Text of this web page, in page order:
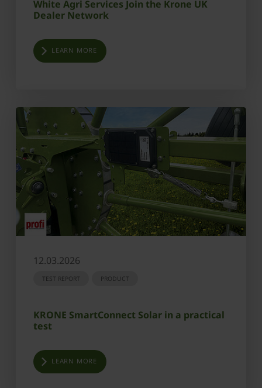
White Agri Services Join the Krone UK
Dealer Network
LEARN MORE
12.03.2026
TEST REPORT PRODUCT
KRONE SmartConnect Solar in a practical
test
LEARN MORE